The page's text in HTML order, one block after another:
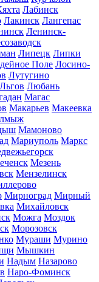
Лабинск
Лакинск Лангепас
Ленинск-
Липецк Липки
Поле Лосино-
Лутугино
Льгов Любань
Магас
Макарьев Макеевка
Мамоново
Мариуполь Маркс
Мезень
Мензелинск
Мирноград Мирный
Михайловск
Можга Моздок
Морозовск
Мураши Мурино
Мышкин
Надым Назарово
Наро-Фоминск